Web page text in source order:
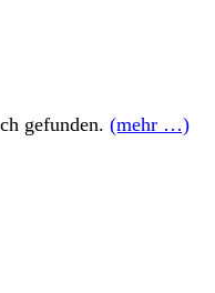
gefunden. (mehr …)